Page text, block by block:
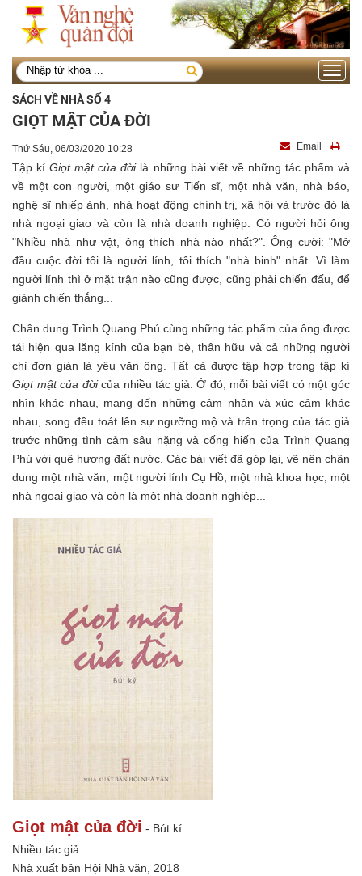
Toggle
SÁCH VỀ NHÀ SỐ 4
GIỌT MẬT CỦA ĐỜI
Thứ Sáu, 06/03/2020 10:28 Email
Tập kíGiọt mật của đờilà những bài viết về những tác phẩm và
về một con người, một giáo sư Tiến sĩ, một nhà văn, nhà báo,
nghệ sĩ nhiếp ảnh, nhà hoạt động chính trị, xã hội và trước đó là
nhà ngoại giao và còn là nhà doanh nghiệp. Có người hỏi ông
"Nhiều nhà như vật, ông thích nhà nào nhất?". Ông cười: "Mở
đầu cuộc đời tôi là người lính, tôi thích "nhà binh" nhất. Vì làm
người lính thì ở mặt trận nào cũng được, cũng phải chiến đấu, để
giành chiến thắng...
Chân dung Trình Quang Phú cùng những tác phẩm của ông được
tái hiện qua lăng kính của bạn bè, thân hữu và cả những người
chỉ đơn giản là yêu văn ông. Tất cả được tập hợp trong tập kí
Giọt mật của đờicủa nhiều tác giả. Ở đó, mỗi bài viết có một góc
nhìn khác nhau, mang đến những cảm nhận và xúc cảm khác
nhau, song đều toát lên sự ngưỡng mộ và trân trọng của tác giả
trước những tình cảm sâu nặng và cống hiến của Trình Quang
Phú với quê hương đất nước. Các bài viết đã góp lại, vẽ nên chân
dung một nhà văn, một người lính Cụ Hồ, một nhà khoa học, một
nhà ngoại giao và còn là một nhà doanh nghiệp...
Giọt mật của đời - Bút kí
Nhiều tác giả
Nhà xuất bản Hội Nhà văn, 2018